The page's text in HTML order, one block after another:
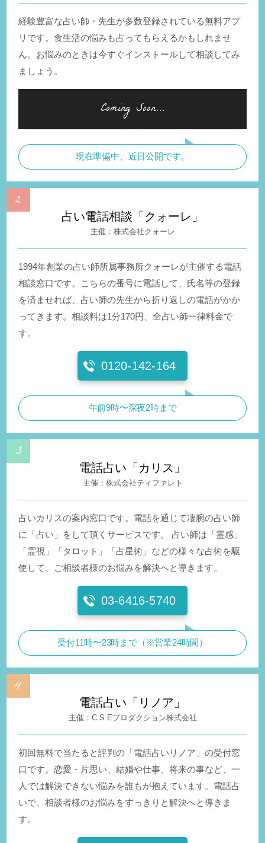
経験豊富な占い師・先生が多数登録されている無料アプ
リです。食生活の悩みも占ってもらえるかもしれませ
ん。お悩みのときは今すぐインストールして相談してみ
ましょう。
現在準備中、近日公開です。
占い電話相談「クォーレ」
株式会社クォーレ
1994年創業の占い師所属事務所クォーレが主催する電話
相談窓口です。こちらの番号に電話して、氏名等の登録
を済ませれば、占い師の先生から折り返しの電話がかか
ってきます。相談料は1分170円、全占い師一律料金で
す。
0120-142-164
午前9時〜深夜2時まで
電話占い「カリス」
株式会社ティファレト
占いカリスの案内窓口です。電話を通じて凄腕の占い師
に「占い」をして頂くサービスです。 占い師は「霊感」
「霊視」「タロット」「占星術」などの様々な占術を駆
使して、ご相談者様のお悩みを解決へと導きます。
03-6416-5740
受付11時〜23時まで（※営業24時間）
電話占い「リノア」
C.S.Eプロダクション株式会社
初回無料で当たると評判の「電話占いリノア」の受付窓
口です。恋愛・片思い、結婚や仕事、将来の事など、一
人では解決できない悩みを誰もが抱えています。電話占
いで、相談者様のお悩みをすっきりと解決へと導きま
す。